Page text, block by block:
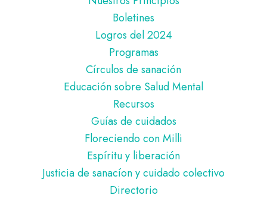
Boletines
Logros del 2024
Programas
Círculos de sanación
Educación sobre Salud Mental
Recursos
Guías de cuidados
Floreciendo con Milli
Espíritu y liberación
Justicia de sanacíon y cuidado colectivo
Directorio